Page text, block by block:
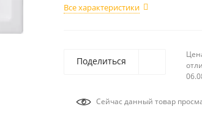
Все характеристики
Поделиться
Сейчас данный товар